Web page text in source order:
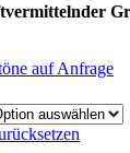
auf Anfrage